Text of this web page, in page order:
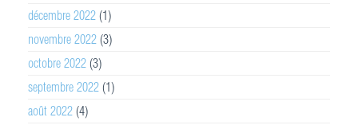
décembre 2022 (1)
novembre 2022 (3)
octobre 2022 (3)
septembre 2022 (1)
août 2022 (4)